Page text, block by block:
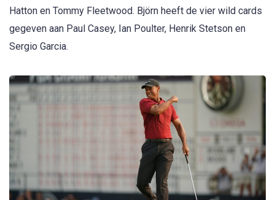
Hatton en Tommy Fleetwood. Björn heeft de vier wild cards
gegeven aan Paul Casey, Ian Poulter, Henrik Stetson en
Sergio Garcia.